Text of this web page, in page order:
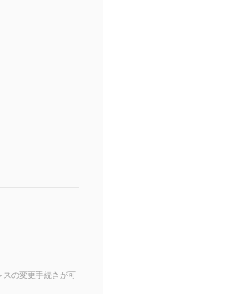
の変更手続きが可